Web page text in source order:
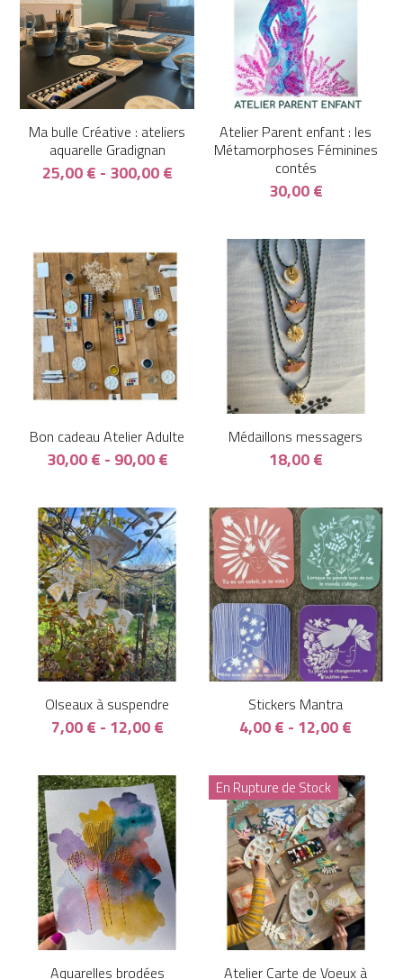
Ma bulle Créative : ateliers
aquarelle Gradignan
25,00 € - 300,00 €
Atelier Parent enfant : les
Métamorphoses Féminines
contés
30,00 €
Bon cadeau Atelier Adulte
30,00 € - 90,00 €
Médaillons messagers
18,00 €
OIseaux à suspendre
7,00 € - 12,00 €
Stickers Mantra
4,00 € - 12,00 €
Aquarelles brodées
En Rupture de Stock
Atelier Carte de Voeux à